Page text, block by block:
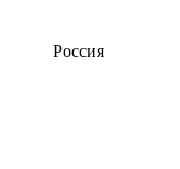
Россия